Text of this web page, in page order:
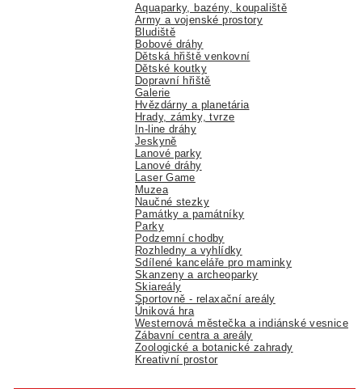
Aquaparky, bazény, koupaliště
Army a vojenské prostory
Bludiště
Bobové dráhy
Dětská hřiště venkovní
Dětské koutky
Dopravní hřiště
Galerie
Hvězdárny a planetária
Hrady, zámky, tvrze
In-line dráhy
Jeskyně
Lanové parky
Lanové dráhy
Laser Game
Muzea
Naučné stezky
Památky a památníky
Parky
Podzemní chodby
Rozhledny a vyhlídky
Sdílené kanceláře pro maminky
Skanzeny a archeoparky
Skiareály
Sportovně - relaxační areály
Úniková hra
Westernová městečka a indiánské vesnice
Zábavní centra a areály
Zoologické a botanické zahrady
Kreativní prostor